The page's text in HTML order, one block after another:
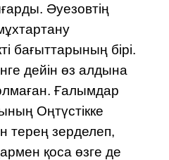
Әуезовтің
бағыттарының бірі.
дейін өз алдына
Ғалымдар
Оңтүстікке
терең зерделеп,
қоса өзге де